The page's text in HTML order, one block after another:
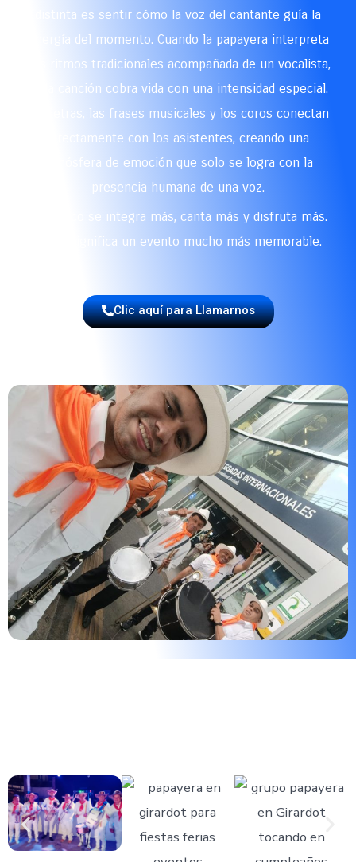
distinta es sentir cómo la voz del cantante guía la
energía del momento. Cuando la papayera interpreta
sus ritmos tradicionales acompañada de un vocalista,
cada canción cobra vida con una intensidad especial.
Las letras, las frases musicales y los coros conectan
directamente con los asistentes, creando una
atmósfera de emoción que solo se logra con la
presencia humana de una voz.
El público se integra más, canta más y disfruta más.
Y eso significa un evento mucho más memorable.
Clic aquí para Llamarnos